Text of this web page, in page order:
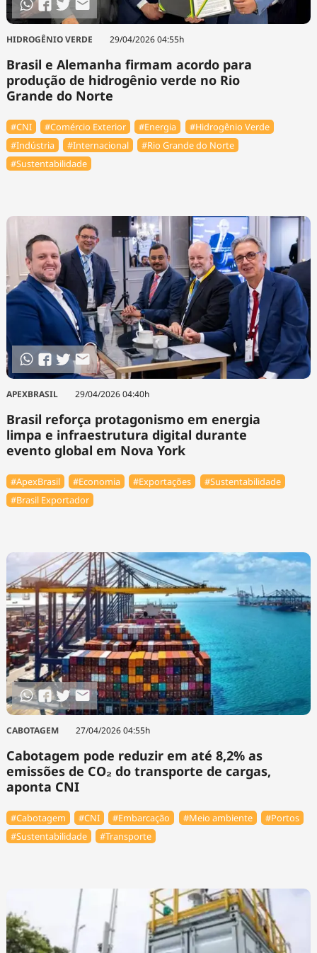
HIDROGÊNIO VERDE 29/04/2026 04:55h
Brasil e Alemanha firmam acordo para
produção de hidrogênio verde no Rio
Grande do Norte
#CNI #Comércio Exterior #Energia
#Hidrogênio Verde
#Indústria
#Internacional
#Rio Grande do Norte
#Sustentabilidade
APEXBRASIL 29/04/2026 04:40h
Brasil reforça protagonismo em energia
limpa e infraestrutura digital durante
evento global em Nova York
#ApexBrasil #Economia #Exportações
#Sustentabilidade
#Brasil Exportador
CABOTAGEM 27/04/2026 04:55h
Cabotagem pode reduzir em até 8,2% as
emissões de CO₂ do transporte de cargas,
aponta CNI
#Cabotagem #CNI #Embarcação #Meio ambiente
#Portos
#Sustentabilidade
#Transporte